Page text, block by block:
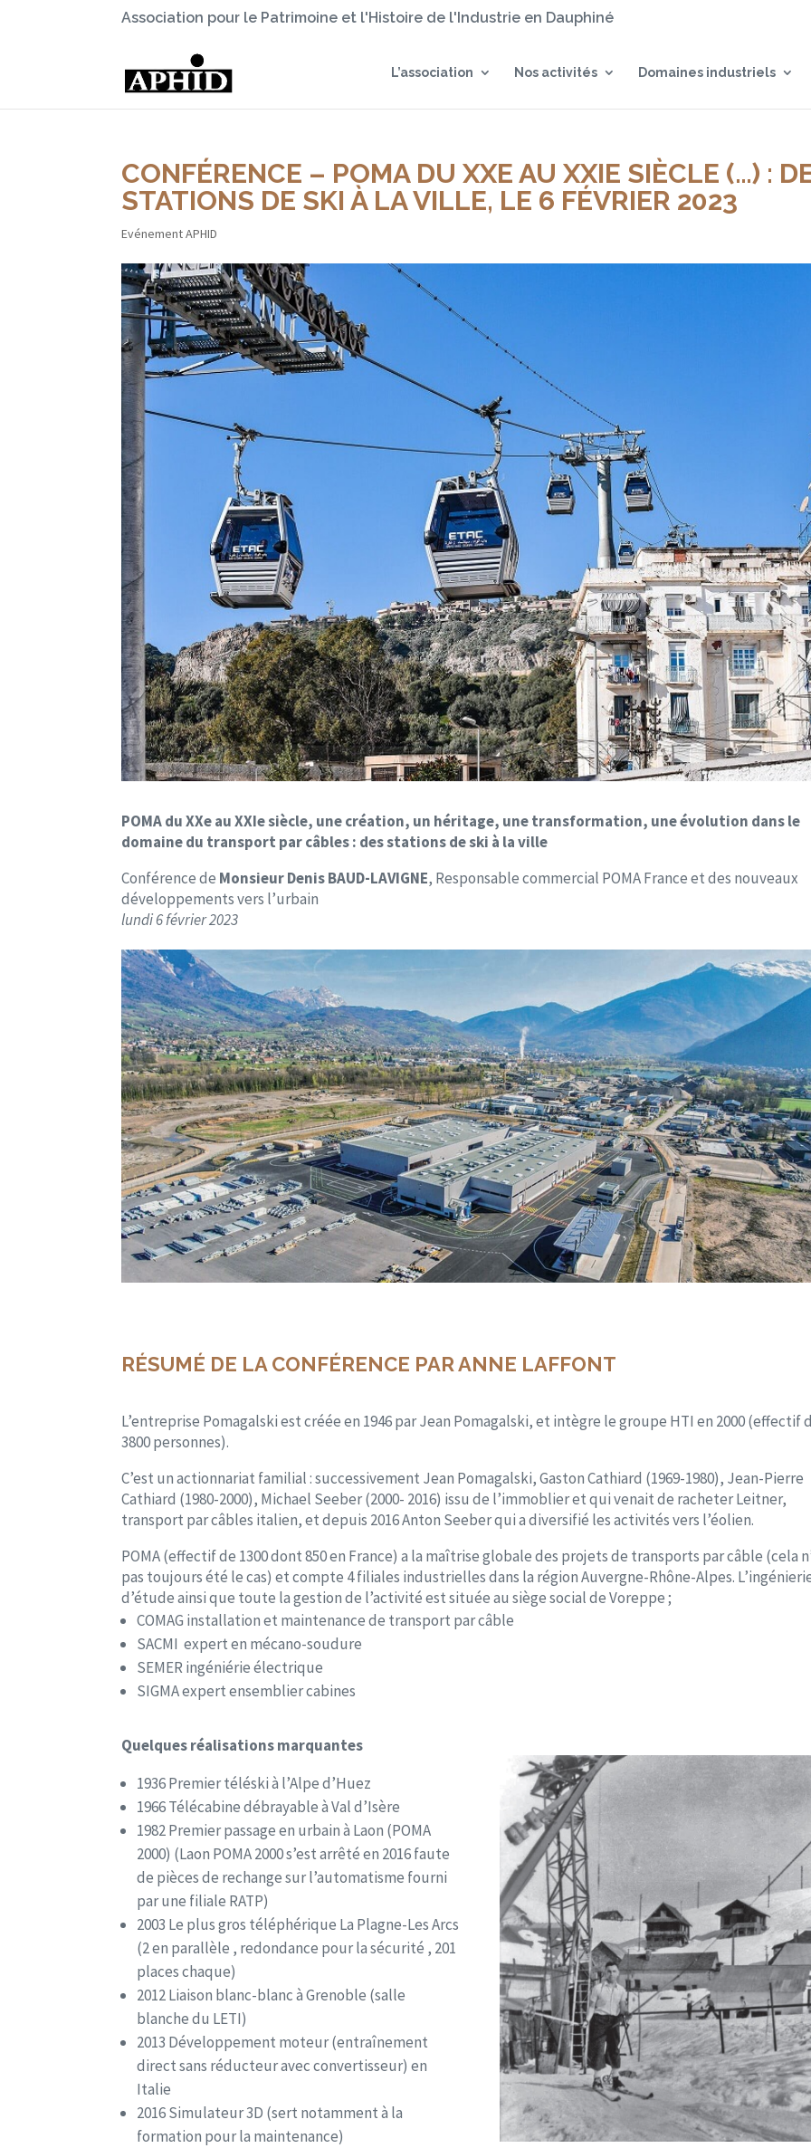
Association pour le Patrimoine et l'Histoire de l'Industrie en Dauphiné
L’association Nos activités Domaines industriels
CONFÉRENCE – POMA DU XXE AU XXIE SIÈCLE (…) :
STATIONS DE SKI À LA VILLE, LE 6 FÉVRIER 2023
Evénement APHID
POMA du XXe au XXIe siècle, une création, un héritage, une transformation, une évolution dans le
domaine du transport par câbles : des stations de ski à la ville
Conférence de Monsieur Denis BAUD-LAVIGNE, Responsable commercial POMA France et des nouveaux
développements vers l’urbain
lundi 6 février 2023
RÉSUMÉ DE LA CONFÉRENCE PAR ANNE LAFFONT
L’entreprise Pomagalski est créée en 1946 par Jean Pomagalski, et intègre le groupe HTI en 2000 (effectif
3800 personnes).
C’est un actionnariat familial : successivement Jean Pomagalski, Gaston Cathiard (1969-1980), Jean-Pierre
Cathiard (1980-2000), Michael Seeber (2000- 2016) issu de l’immoblier et qui venait de racheter Leitner,
transport par câbles italien, et depuis 2016 Anton Seeber qui a diversifié les activités vers l’éolien.
POMA (effectif de 1300 dont 850 en France) a la maîtrise globale des projets de transports par câble (cela
pas toujours été le cas) et compte 4 filiales industrielles dans la région Auvergne-Rhône-Alpes.
d’étude ainsi que toute la gestion de l’activité est située au siège social de Voreppe ;
COMAG installation et maintenance de transport par câble
SACMI expert en mécano-soudure
SEMER ingéniérie électrique
SIGMA expert ensemblier cabines
Quelques réalisations marquantes
1936 Premier téléski à l’Alpe d’Huez
1966 Télécabine débrayable à Val d’Isère
1982 Premier passage en urbain à Laon (POMA
2000) (Laon POMA 2000 s’est arrêté en 2016 faute
de pièces de rechange sur l’automatisme fourni
par une filiale RATP)
2003 Le plus gros téléphérique La Plagne-Les Arcs
(2 en parallèle , redondance pour la sécurité , 201
places chaque)
2012 Liaison blanc-blanc à Grenoble (salle
blanche du LETI)
2013 Développement moteur (entraînement
direct sans réducteur avec convertisseur) en
Italie
2016 Simulateur 3D (sert notamment à la
formation pour la maintenance)